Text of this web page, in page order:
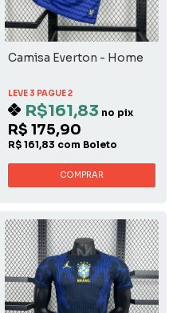
Camisa Everton - Home
LEVE 3 PAGUE 2
R$161,83 no pix
R$ 175,90
R$ 161,83 com Boleto
COMPRAR